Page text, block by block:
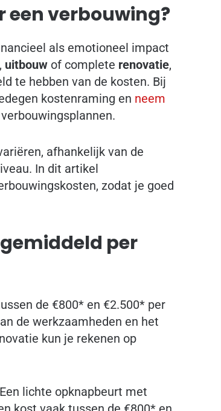
een verbouwing?
als emotioneel impact
, uitbouw of complete renovatie,
te hebben van de kosten. Bij
kostenraming en neem
afhankelijk van de
In dit artikel
zodat je goed
per
de €800* en €2.500* per
de werkzaamheden en het
kun je rekenen op
lichte opknapbeurt met